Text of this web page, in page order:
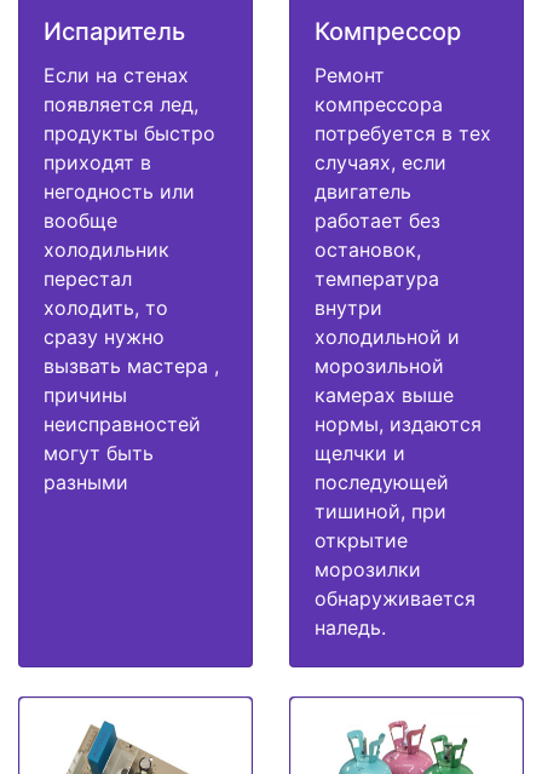
Испаритель
Если на стенах
появляется лед,
продукты быстро
приходят в
негодность или
вообще
холодильник
перестал
холодить, то
сразу нужно
вызвать мастера ,
причины
неисправностей
могут быть
разными
Компрессор
Ремонт
компрессора
потребуется в тех
случаях, если
двигатель
работает без
остановок,
температура
внутри
холодильной и
морозильной
камерах выше
нормы, издаются
щелчки и
последующей
тишиной, при
открытие
морозилки
обнаруживается
наледь.